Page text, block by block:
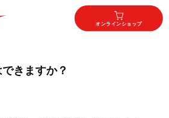
オンラインショップ
きますか？